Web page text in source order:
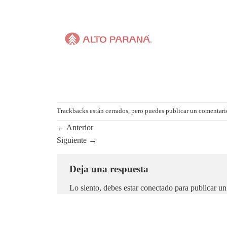
Trackbacks están cerrados, pero puedes publicar un
← Anterior
Siguiente →
Deja una respuesta
Lo siento, debes estarconectado para publicar